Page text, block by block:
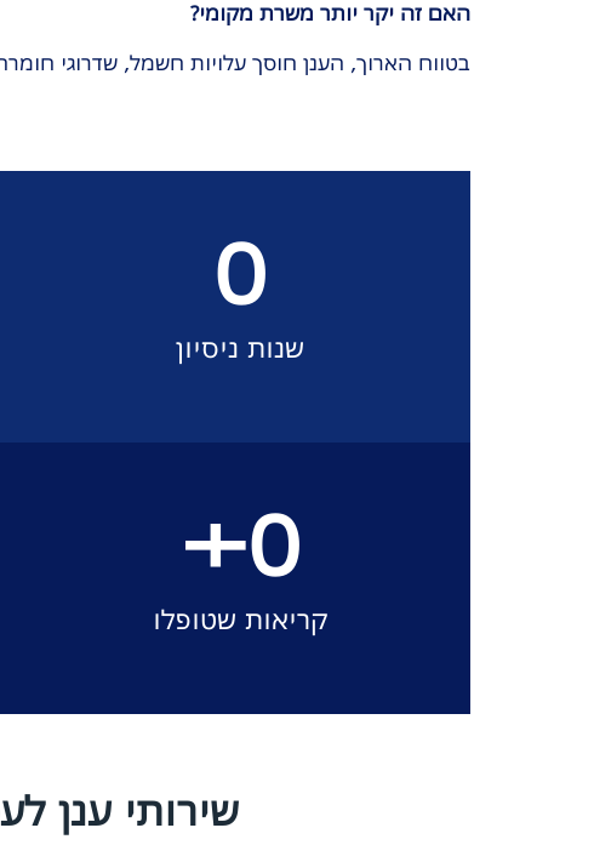
האם זה יקר יותר משרת מקומי?
בטווח הארוך, הענן חוסך עלויות חשמל, שדרוגי
שנות ניסיון
0
קריאות שטופלו
0
+
שירותי ענן